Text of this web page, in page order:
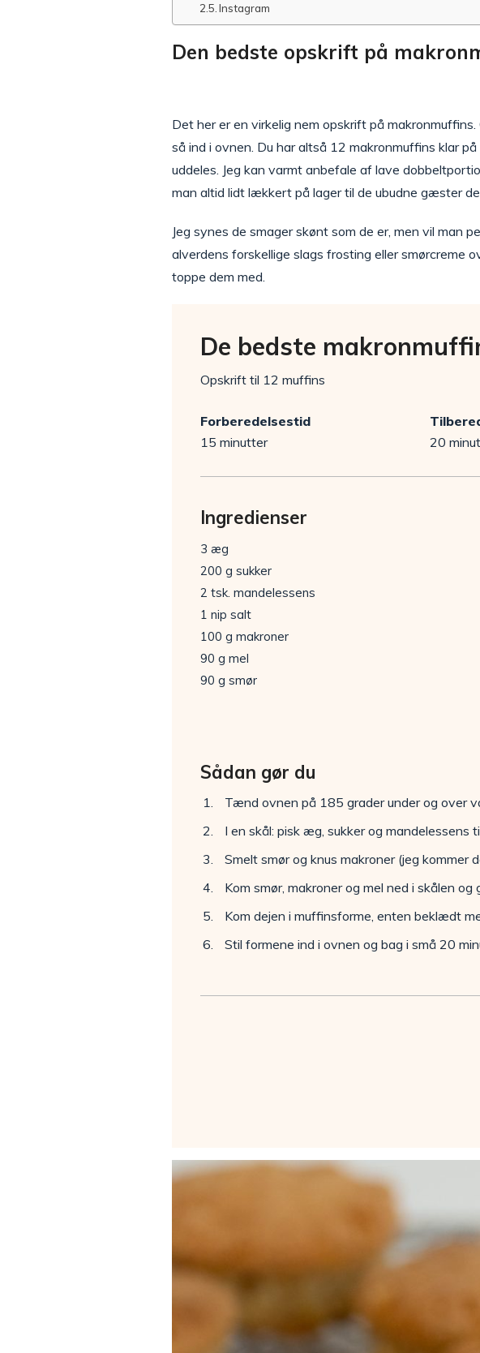
Instagram
Den bedste opskrift på
Det her er en virkelig nem opskrift på
så ind i ovnen. Du har altså 12 makronmuffins klar
uddeles. Jeg kan varmt anbefale af lave
man altid lidt lækkert på lager til de ubudne gæster
Jeg synes de smager skønt som de er, men vil man
alverdens forskellige slags frosting eller smørcreme
toppe dem med.
De bedste
Opskrift til 12 muffins
Forberedelsestid
15 minutter
20
Ingredienser
3 æg
200 g sukker
2 tsk. mandelessens
1 nip salt
100 g makroner
90 g mel
90 g smør
Sådan gør du
Tænd ovnen på 185 grader under og over
I en skål: pisk æg, sukker og mandelessens
Smelt smør og knus makroner (jeg kommer
Kom smør, makroner og mel ned i skålen og
Kom dejen i muffinsforme, enten beklædt
Stil formene ind i ovnen og bag i små 20